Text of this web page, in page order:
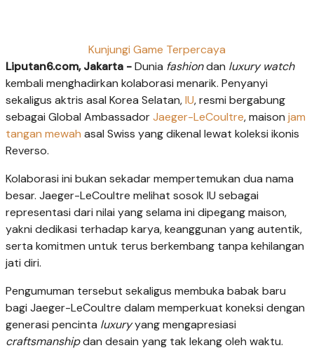
Kunjungi Game Terpercaya
Liputan6.com, Jakarta -Dunia fashiondan luxury watch
kembali menghadirkan kolaborasi menarik. Penyanyi
sekaligus aktris asal Korea Selatan,IU, resmi bergabung
sebagai Global AmbassadorJaeger-LeCoultre, maison jam
tangan mewah asal Swiss yang dikenal lewat koleksi ikonis
Reverso.
Kolaborasi ini bukan sekadar mempertemukan dua nama
besar. Jaeger-LeCoultre melihat sosok IU sebagai
representasi dari nilai yang selama ini dipegang maison,
yakni dedikasi terhadap karya, keanggunan yang autentik,
serta komitmen untuk terus berkembang tanpa kehilangan
jati diri.
Pengumuman tersebut sekaligus membuka babak baru
bagi Jaeger-LeCoultre dalam memperkuat koneksi dengan
generasi pencinta luxuryyang mengapresiasi
craftsmanshipdan desain yang tak lekang oleh waktu.